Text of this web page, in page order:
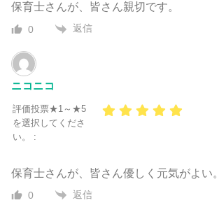
保育士さんが、皆さん親切です。
0 返信
ニコニコ
評価投票★1～★5
を選択してくださ
い。 :
保育士さんが、皆さん優しく元気がよい。
0 返信